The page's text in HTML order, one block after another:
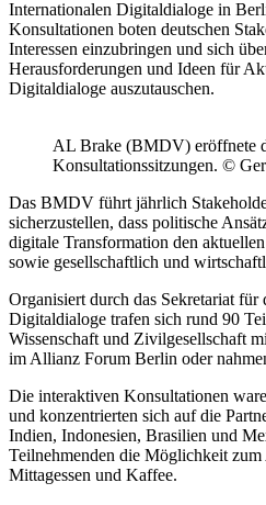
Internationalen Digitaldialoge in
Konsultationen boten deutschen
Interessen einzubringen und sich
Herausforderungen und Ideen für
Digitaldialoge auszutauschen.
AL Brake (BMDV) eröffnete
Konsultationssitzungen. ©
Das BMDV führt jährlich
sicherzustellen, dass politische
digitale Transformation den
sowie gesellschaftlich und
Organisiert durch das Sekretariat für
Digitaldialoge trafen sich rund 90
Wissenschaft und Zivilgesellschaft
im Allianz Forum Berlin oder
Die interaktiven Konsultationen
und konzentrierten sich auf die
Indien, Indonesien, Brasilien und
Teilnehmenden die Möglichkeit
Mittagessen und Kaffee.